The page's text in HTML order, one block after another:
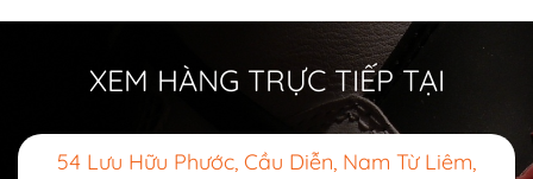
XEM HÀNG TRỰC TIẾP TẠI
54 Lưu Hữu Phước, Cầu Diễn, Nam Từ Liêm,